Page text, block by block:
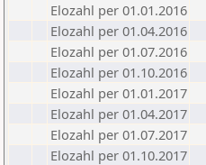
Elozahl per 01.01.2016
Elozahl per 01.04.2016
Elozahl per 01.07.2016
Elozahl per 01.10.2016
Elozahl per 01.01.2017
Elozahl per 01.04.2017
Elozahl per 01.07.2017
Elozahl per 01.10.2017